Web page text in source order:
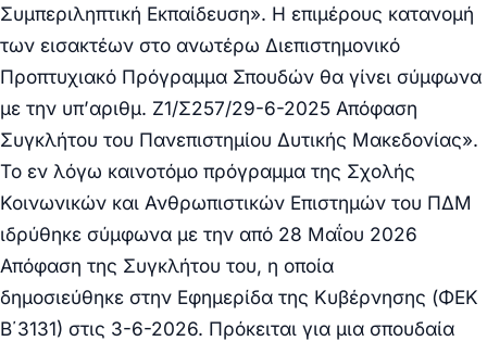
Συμπεριληπτική Εκπαίδευση». Η επιμέρους κατανομή
των εισακτέων στο ανωτέρω Διεπιστημονικό
Προπτυχιακό Πρόγραμμα Σπουδών θα γίνει σύμφωνα
με την υπ’αριθμ. Ζ1/Σ257/29-6-2025 Απόφαση
Συγκλήτου του Πανεπιστημίου Δυτικής Μακεδονίας».
Το εν λόγω καινοτόμο πρόγραμμα της Σχολής
Κοινωνικών και Ανθρωπιστικών Επιστημών του ΠΔΜ
ιδρύθηκε σύμφωνα με την από 28 Μαΐου 2026
Απόφαση της Συγκλήτου του, η οποία
δημοσιεύθηκε στην Εφημερίδα της Κυβέρνησης (ΦΕΚ
Β΄3131) στις 3-6-2026. Πρόκειται για μια σπουδαία